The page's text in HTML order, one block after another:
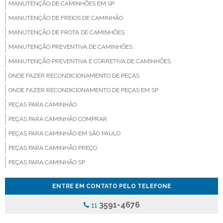
MANUTENÇÃO DE CAMINHÕES EM SP
MANUTENÇÃO DE FREIOS DE CAMINHÃO
MANUTENÇÃO DE FROTA DE CAMINHÕES
MANUTENÇÃO PREVENTIVA DE CAMINHÕES
MANUTENÇÃO PREVENTIVA E CORRETIVA DE CAMINHÕES
ONDE FAZER RECONDICIONAMENTO DE PEÇAS
ONDE FAZER RECONDICIONAMENTO DE PEÇAS EM SP
PEÇAS PARA CAMINHÃO
PEÇAS PARA CAMINHÃO COMPRAR
PEÇAS PARA CAMINHÃO EM SÃO PAULO
PEÇAS PARA CAMINHÃO PREÇO
PEÇAS PARA CAMINHÃO SP
PEÇAS PARA CAMINHÃO VALOR
ENTRE EM CONTATO PELO TELEFONE
11 3591-4676